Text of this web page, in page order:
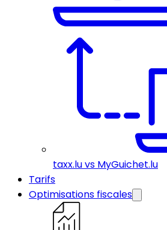
taxx.lu vs MyGuichet.lu
Tarifs
Optimisations fiscales